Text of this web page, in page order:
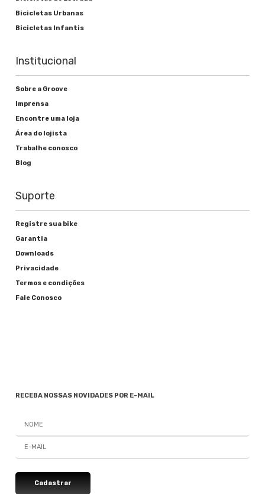
Bicicletas Urbanas
Bicicletas Infantis
Institucional
Sobre a Groove
Imprensa
Encontre uma loja
Área do lojista
Trabalhe conosco
Blog
Suporte
Registre sua bike
Garantia
Downloads
Privacidade
Termos e condições
Fale Conosco
RECEBA NOSSAS NOVIDADES POR E-MAIL